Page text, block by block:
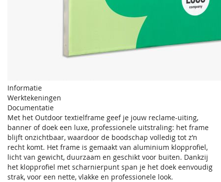
Informatie
Werktekeningen
Documentatie
Met het Outdoor textielframe geef je jouw reclame-uiting,
banner of doek een luxe, professionele uitstraling: het frame
blijft onzichtbaar, waardoor de boodschap volledig tot z’n
recht komt. Het frame is gemaakt van aluminium klopprofiel,
licht van gewicht, duurzaam en geschikt voor buiten. Dankzij
het klopprofiel met scharnierpunt span je het doek eenvoudig
strak, voor een nette, vlakke en professionele look.